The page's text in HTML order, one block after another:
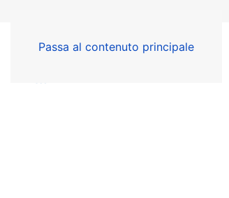
Passa al contenuto principale